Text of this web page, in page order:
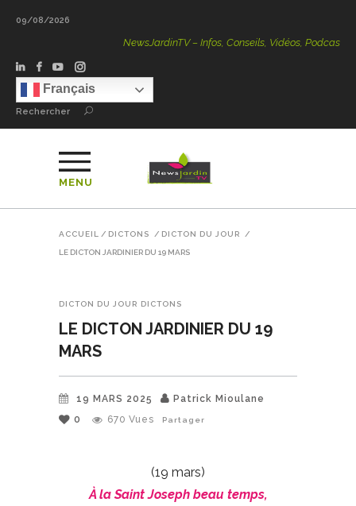
09/08/2026
NewsJardinTV – Infos, Conseils, Vidéos, Podcasts – 100 %
Français
Rechercher
MENU
ACCUEIL / DICTONS / DICTON DU JOUR /
LE DICTON JARDINIER DU 19 MARS
DICTON DU JOUR DICTONS
LE DICTON JARDINIER DU 19
MARS
19 MARS 2025
Patrick Mioulane
0
670 Vues Partager
(19 mars)
À la Saint Joseph beau temps,